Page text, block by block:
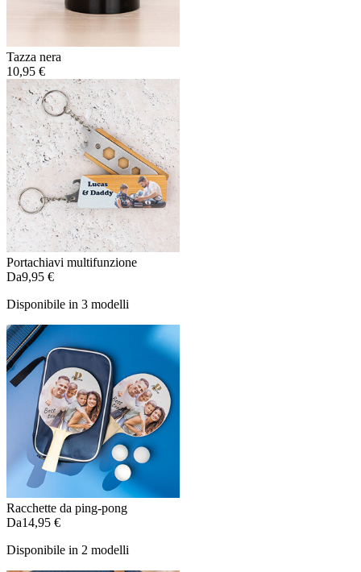
Tazza nera
10,95 €
Portachiavi multifunzione
Da9,95 €
Disponibile in 3 modelli
Racchette da ping-pong
Da14,95 €
Disponibile in 2 modelli